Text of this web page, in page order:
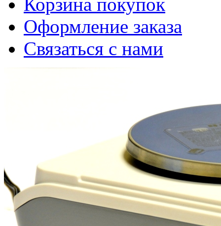
Оформление заказа
Связаться с нами